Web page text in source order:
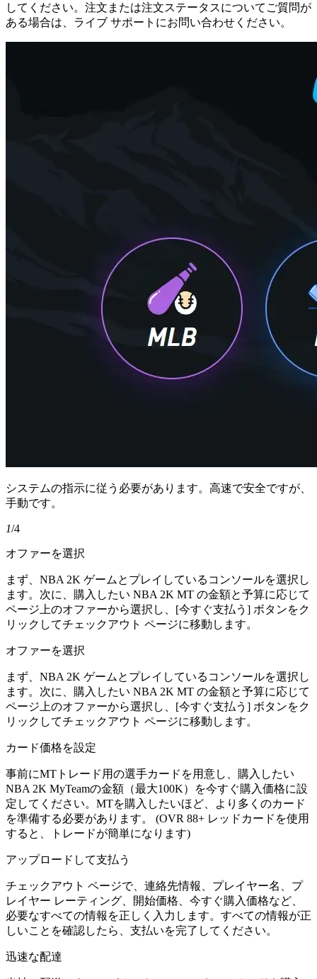
してください。注文または注文ステータスについてご質問が
ある場合は、ライブ サポートにお問い合わせください。
システムの指示に従う必要があります。高速で安全ですが、
手動です。
1/4
オファーを選択
まず、NBA 2K ゲームとプレイしているコンソールを選択し
ます。次に、購入したい NBA 2K MT の金額と予算に応じて
ページ上のオファーから選択し、[今すぐ支払う] ボタンをク
リックしてチェックアウト ページに移動します。
オファーを選択
まず、NBA 2K ゲームとプレイしているコンソールを選択し
ます。次に、購入したい NBA 2K MT の金額と予算に応じて
ページ上のオファーから選択し、[今すぐ支払う] ボタンをク
リックしてチェックアウト ページに移動します。
カード価格を設定
事前にMTトレード用の選手カードを用意し、購入したい
NBA 2K MyTeamの金額（最大100K）を今すぐ購入価格に設
定してください。MTを購入したいほど、より多くのカード
を準備する必要があります。 (OVR 88+ レッドカードを使用
すると、トレードが簡単になります)
アップロードして支払う
チェックアウト ページで、連絡先情報、プレイヤー名、プ
レイヤー レーティング、開始価格、今すぐ購入価格など、
必要なすべての情報を正しく入力します。すべての情報が正
しいことを確認したら、支払いを完了してください。
迅速な配達